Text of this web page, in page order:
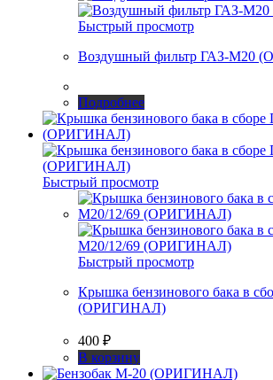
Быстрый просмотр
Воздушный фильтр ГАЗ-М20
Подробнее
Быстрый просмотр
Быстрый просмотр
Крышка бензинового бака в
(ОРИГИНАЛ)
400 ₽
В корзину